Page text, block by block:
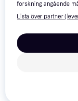
forskning angående
Lista över partner